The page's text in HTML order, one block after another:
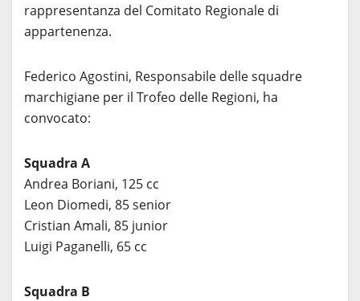
rappresentanza del Comitato Regionale di
appartenenza.
Federico Agostini, Responsabile delle squadre
marchigiane per il Trofeo delle Regioni, ha
convocato:
Squadra A
Andrea Boriani, 125 cc
Leon Diomedi, 85 senior
Cristian Amali, 85 junior
Luigi Paganelli, 65 cc
Squadra B